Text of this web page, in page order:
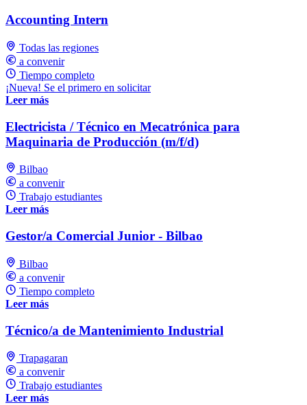
Accounting Intern
Todas las regiones
a convenir
Tiempo completo
¡Nueva! Se el primero en solicitar
Leer más
Electricista / Técnico en Mecatrónica para
Maquinaria de Producción (m/f/d)
Bilbao
a convenir
Trabajo estudiantes
Leer más
Gestor/a Comercial Junior - Bilbao
Bilbao
a convenir
Tiempo completo
Leer más
Técnico/a de Mantenimiento Industrial
Trapagaran
a convenir
Trabajo estudiantes
Leer más